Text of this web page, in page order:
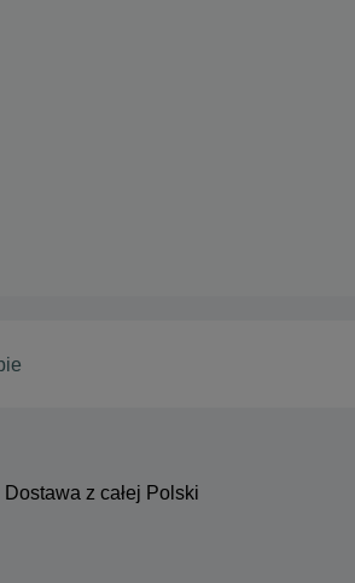
Dostawa z całej Polski